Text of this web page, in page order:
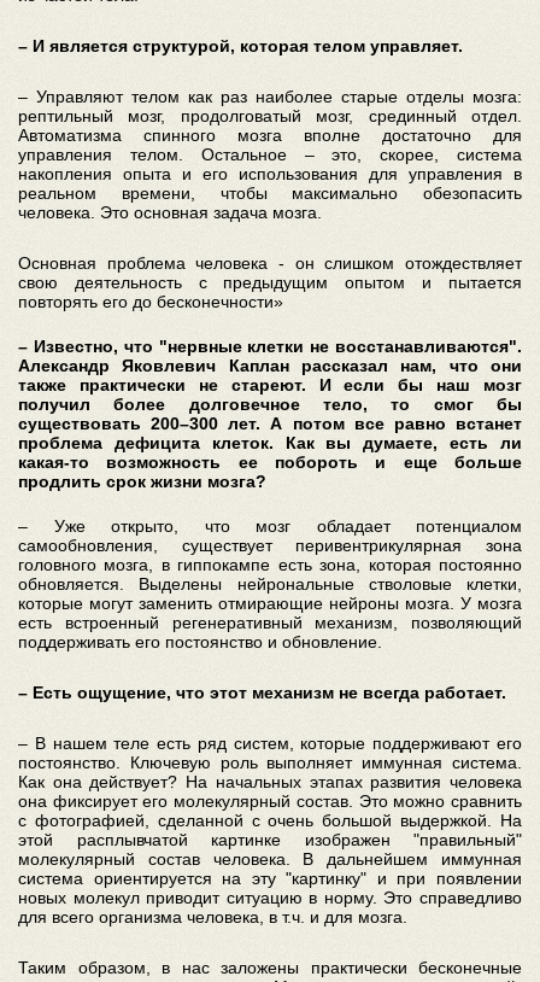
– И является структурой, которая телом управляет.
– Управляют телом как раз наиболее старые отделы мозга:
рептильный мозг, продолговатый мозг, срединный отдел.
Автоматизма спинного мозга вполне достаточно для
управления телом. Остальное – это, скорее, система
накопления опыта и его использования для управления в
реальном времени, чтобы максимально обезопасить
человека. Это основная задача мозга.
Основная проблема человека - он слишком отождествляет
свою деятельность с предыдущим опытом и пытается
повторять его до бесконечности»
– Известно, что "нервные клетки не восстанавливаются".
Александр Яковлевич Каплан рассказал нам, что они
также практически не стареют. И если бы наш мозг
получил более долговечное тело, то смог бы
существовать 200–300 лет. А потом все равно встанет
проблема дефицита клеток. Как вы думаете, есть ли
какая-то возможность ее побороть и еще больше
продлить срок жизни мозга?
– Уже открыто, что мозг обладает потенциалом
самообновления, существует перивентрикулярная зона
головного мозга, в гиппокампе есть зона, которая постоянно
обновляется. Выделены нейрональные стволовые клетки,
которые могут заменить отмирающие нейроны мозга. У мозга
есть встроенный регенеративный механизм, позволяющий
поддерживать его постоянство и обновление.
– Есть ощущение, что этот механизм не всегда работает.
– В нашем теле есть ряд систем, которые поддерживают его
постоянство. Ключевую роль выполняет иммунная система.
Как она действует? На начальных этапах развития человека
она фиксирует его молекулярный состав. Это можно сравнить
с фотографией, сделанной с очень большой выдержкой. На
этой расплывчатой картинке изображен "правильный"
молекулярный состав человека. В дальнейшем иммунная
система ориентируется на эту "картинку" и при появлении
новых молекул приводит ситуацию в норму. Это справедливо
для всего организма человека, в т.ч. и для мозга.
Таким образом, в нас заложены практически бесконечные